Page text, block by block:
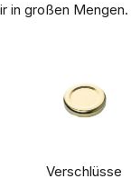
in großen Mengen.
Verschlüsse